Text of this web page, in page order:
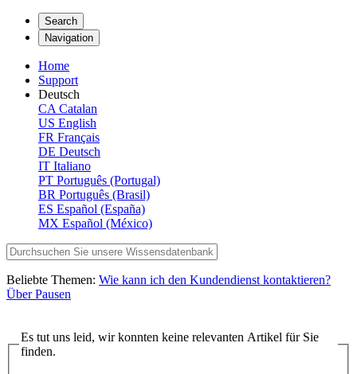
Search
Navigation
Home
Support
Deutsch
CA Catalan
US English
FR Français
DE Deutsch
IT Italiano
PT Português (Portugal)
BR Português (Brasil)
ES Español (España)
MX Español (México)
Beliebte Themen: Wie kann ich den Kundendienst kontaktieren?
Über Pausen
Es tut uns leid, wir konnten keine relevanten Artikel für Sie
finden.